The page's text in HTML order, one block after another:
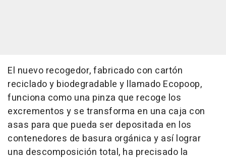
El nuevo recogedor, fabricado con cartón
reciclado y biodegradable y llamado Ecopoop,
funciona como una pinza que recoge los
excrementos y se transforma en una caja con
asas para que pueda ser depositada en los
contenedores de basura orgánica y así lograr
una descomposición total, ha precisado la